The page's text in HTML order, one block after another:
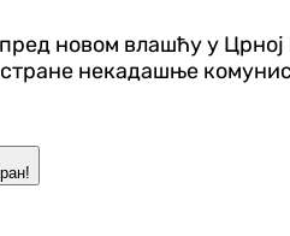
пред новом влашћу у
некадашње